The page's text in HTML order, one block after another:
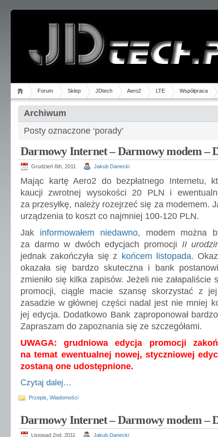
Forum Sklep JDtech Aero2 LTE Współpraca
Archiwum
Posty oznaczone ‘porady’
Darmowy Internet – Darmowy modem –
Grudzień 6th, 2011 Jakub Danecki
Mając kartę Aero2 do bezpłatnego Internetu,
kaucji zwrotnej wysokości 20 PLN i
za przesyłkę, należy rozejrzeć się za modemem.
urządzenia to koszt co najmniej 100-120 PLN.
Jak informowałem niedawno, modem można
za darmo w dwóch edycjach promocji II
jednak zakończyła się z końcem listopada.
okazała się bardzo skuteczna i bank
zmieniło się kilka zapisów. Jeżeli nie załapaliście
promocji, ciągle macie szansę skorzystać z
zasadzie w głównej części nadal jest nie mniej
jej edycja. Dodatkowo Bank zaproponował
Zapraszam do zapoznania się ze szczegółami.
UWAGA: grudniowa edycja promocji
na temat ewentualnej nowej, styczniowej
zostaną one udostępnione.
Czytaj dalej…
Przepis Wiadomości
Darmowy Internet – Darmowy modem –
Listopad 2nd, 2011 Jakub Danecki